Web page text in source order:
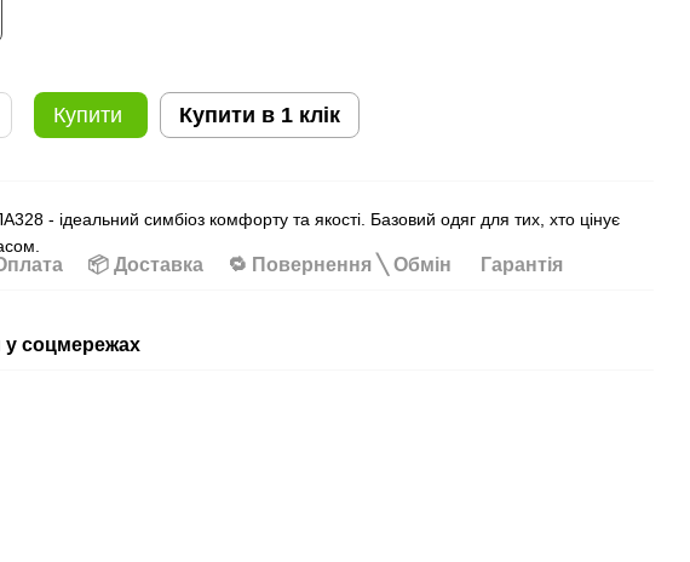
Купити Купити в 1 клік
- ідеальний симбіоз комфорту та якості. Базовий одяг для тих, хто цінує
📦 Доставка 🔁 Повернення ╲ Обмін Гарантія
соцмережах